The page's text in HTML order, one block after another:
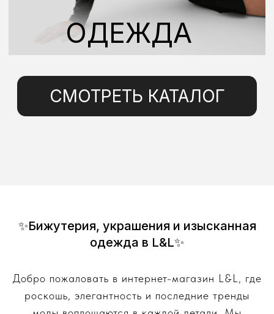
✨Бижутерия, украшения и изысканная
одежда в L&L✨
Добро пожаловать в интернет-магазин L&L, где
роскошь, элегантность и последние тренды